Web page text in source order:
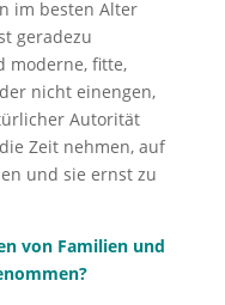
im besten Alter
geradezu
moderne, fitte,
nicht einengen,
Autorität
Zeit nehmen, auf
und sie ernst zu
von Familien und